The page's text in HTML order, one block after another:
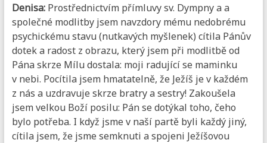
Denisa:Prostřednictvím přímluvy sv. Dympny a a
společné modlitby jsem navzdory mému nedobrému
psychickému stavu (nutkavých myšlenek) cítila Pánův
dotek a radost z obrazu, který jsem při modlitbě od
Pána skrze Mílu dostala: moji radující se maminku
v nebi. Pocítila jsem hmatatelně, že Ježíš je v každém
z nás a uzdravuje skrze bratry a sestry! Zakoušela
jsem velkou Boží posilu: Pán se dotýkal toho, čeho
bylo potřeba. I když jsme v naší partě byli každý jiný,
cítila jsem, že jsme semknuti a spojeni Ježíšovou